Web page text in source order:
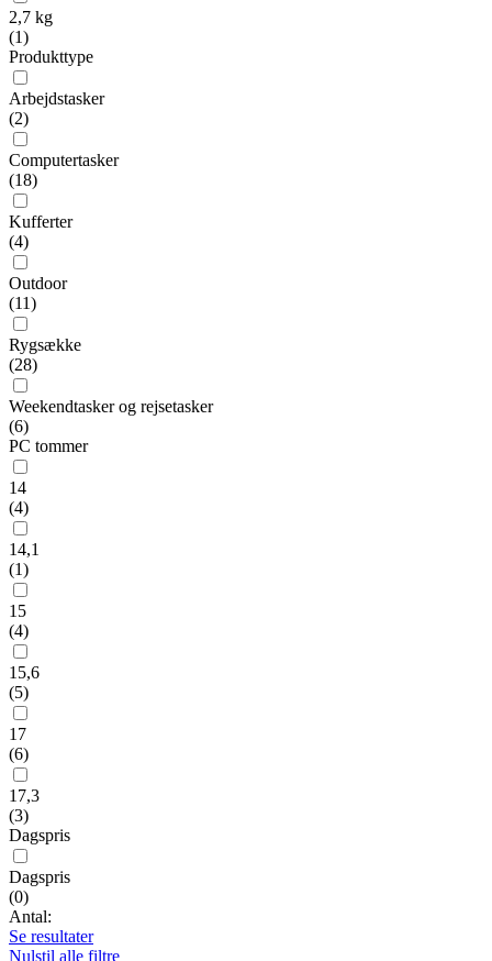
2,7 kg
(1)
Produkttype
Arbejdstasker
(2)
Computertasker
(18)
Kufferter
(4)
Outdoor
(11)
Rygsække
(28)
Weekendtasker og rejsetasker
(6)
PC tommer
14
(4)
14,1
(1)
15
(4)
15,6
(5)
17
(6)
17,3
(3)
Dagspris
Dagspris
(0)
Antal:
Se resultater
Nulstil alle filtre